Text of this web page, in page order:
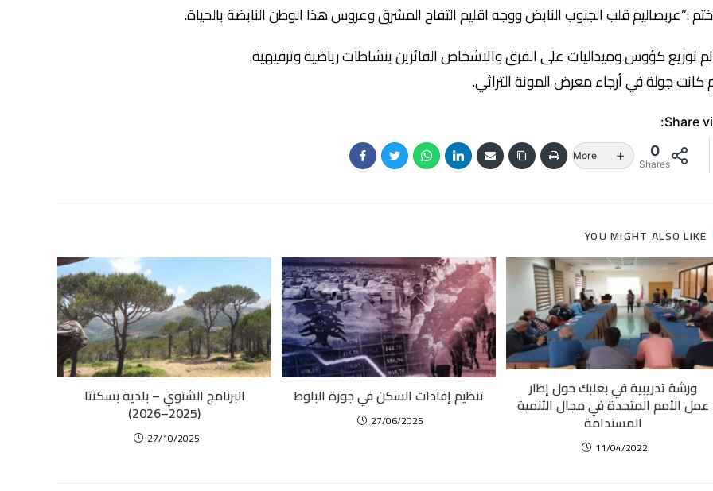
:”عربصاليم قلب الجنوب النابض ووجه اقليم التفاح المشرق وعروس هذا الوطن النابضة بالحياة.
توزيع كؤوس وميداليات على الفرق والاشخاص الفائزين بنشاطات رياضية وترفيهية.
كانت جولة في أرجاء معرض المونة التراثي.
Share
0
Shares
More
YOU MIGHT ALSO LIKE
البرنامج الشتوي – بلدية بسكنتا
(2025–2026)
27/10/2025
تنظيم إفادات السكن في جورة البلوط
27/06/2025
ورشة تدريبية في بعلبك حول إطار
عمل الأمم المتحدة في مجال التنمية
المستدامة
11/04/2022